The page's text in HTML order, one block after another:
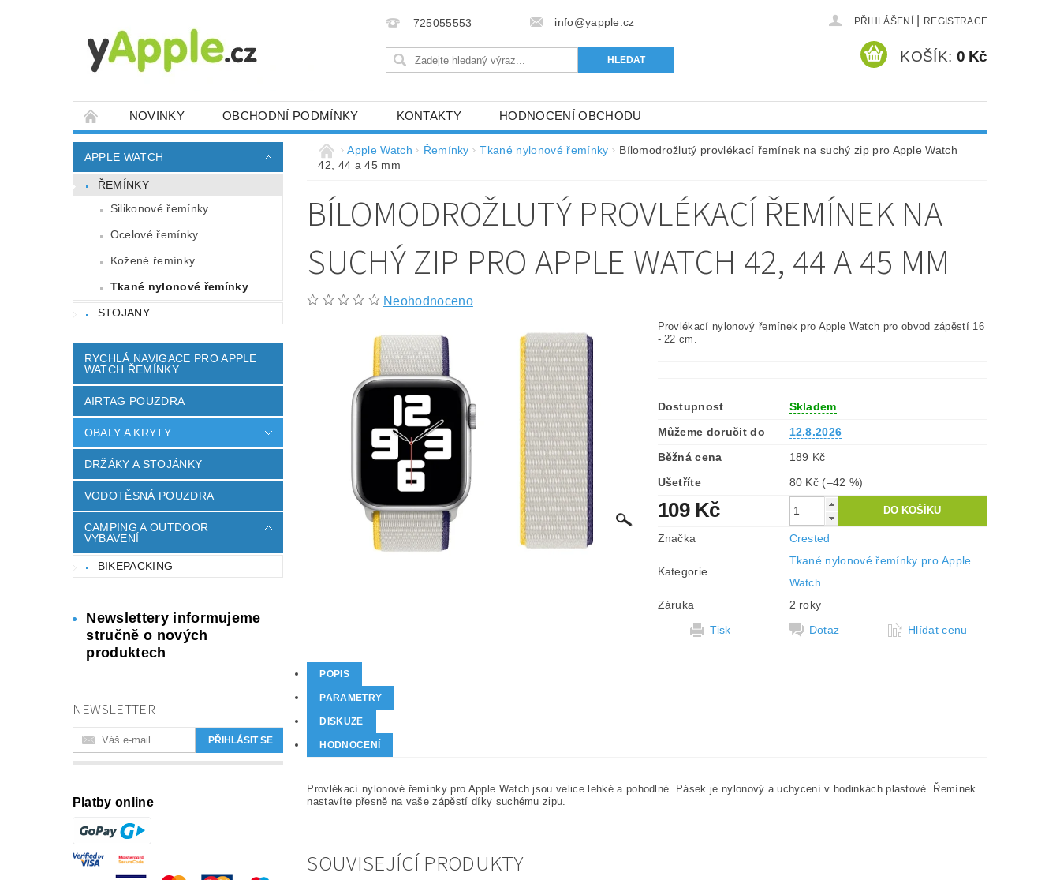
725055553 info@yapple.cz PŘIHLÁŠENÍ REGISTRACE
KOŠÍK: 0 Kč
NOVINKY OBCHODNÍ PODMÍNKY KONTAKTY HODNOCENÍ OBCHODU
APPLE WATCH
ŘEMÍNKY
Silikonové řemínky
Ocelové řemínky
Kožené řemínky
Tkané nylonové řemínky
STOJANY
RYCHLÁ NAVIGACE PRO APPLE
WATCH ŘEMÍNKY
AIRTAG POUZDRA
OBALY A KRYTY
DRŽÁKY A STOJÁNKY
VODOTĚSNÁ POUZDRA
CAMPING A OUTDOOR
VYBAVENÍ
BIKEPACKING
Newslettery informujeme
stručně o nových
produktech
NEWSLETTER
Platby online
Apple Watch Řemínky Tkané nylonové řemínky
Bílomodrožlutý provlékací řemínek na suchý zip pro Apple Watch
42, 44 a 45 mm
BÍLOMODROŽLUTÝ PROVLÉKACÍ ŘEMÍNEK NA
SUCHÝ ZIP PRO APPLE WATCH 42, 44 A 45 MM
Neohodnoceno
Provlékací nylonový řemínek pro Apple Watch pro obvod zápěstí 16
- 22 cm.
Dostupnost
Skladem
Můžeme doručit do
12.8.2026
Běžná cena
189 Kč
Ušetříte
80 Kč (–42 %)
109 Kč
Značka Crested
Kategorie
Tkané nylonové řemínky pro Apple
Watch
Záruka
2 roky
Tisk
Dotaz Hlídat cenu
POPIS
PARAMETRY
DISKUZE
HODNOCENÍ
Provlékací nylonové řemínky pro Apple Watch jsou velice lehké a pohodlné. Pásek je nylonový a uchycení v hodinkách plastové. Řemínek
nastavíte přesně na vaše zápěstí díky suchému zipu.
SOUVISEJÍCÍ PRODUKTY